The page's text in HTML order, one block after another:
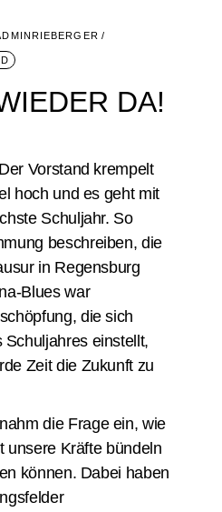
DA!
Vorstand krempelt
hoch und es geht mit
Schuljahr. So
beschreiben, die
in Regensburg
Blues war
die sich
einstellt,
Zeit die Zukunft zu
die Frage ein, wie
unsere Kräfte bündeln
können. Dabei haben